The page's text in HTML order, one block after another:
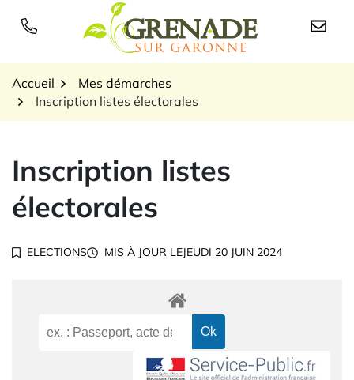
Logo Grenade sur
Accueil
Mes démarches
Inscription listes électorales
Inscription listes
électorales
ELECTIONS MIS À JOUR LEJEUDI 20 JUIN 2024